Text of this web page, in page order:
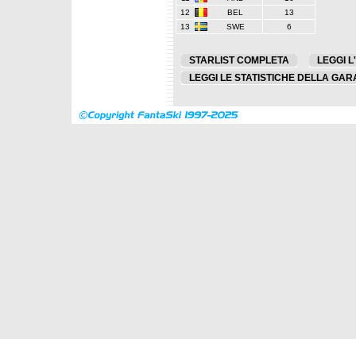
12
BEL
13
13
SWE 6
STARLIST COMPLETA
LEGGI
LEGGI LE STATISTICHE DELLA